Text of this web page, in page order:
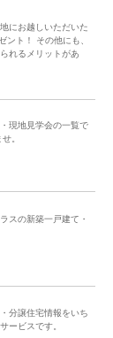
にお越しいただいた
ント！ その他にも、
れるメリットがあ
現地見学会の一覧で
。
スの新築一戸建て・
分譲住宅情報をいち
ービスです。